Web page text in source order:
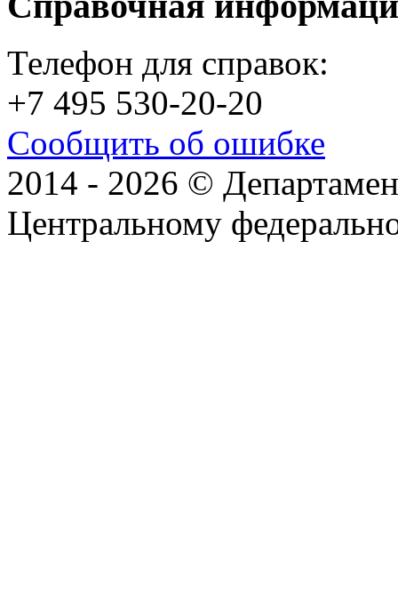
Телефон для справок:
+7 495 530-20-20
Сообщить об ошибке
2014 - 2026 ©
Центральному